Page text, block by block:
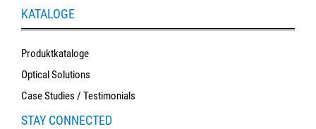
KATALOGE
Produktkataloge
Optical Solutions
Case Studies / Testimonials
STAY CONNECTED